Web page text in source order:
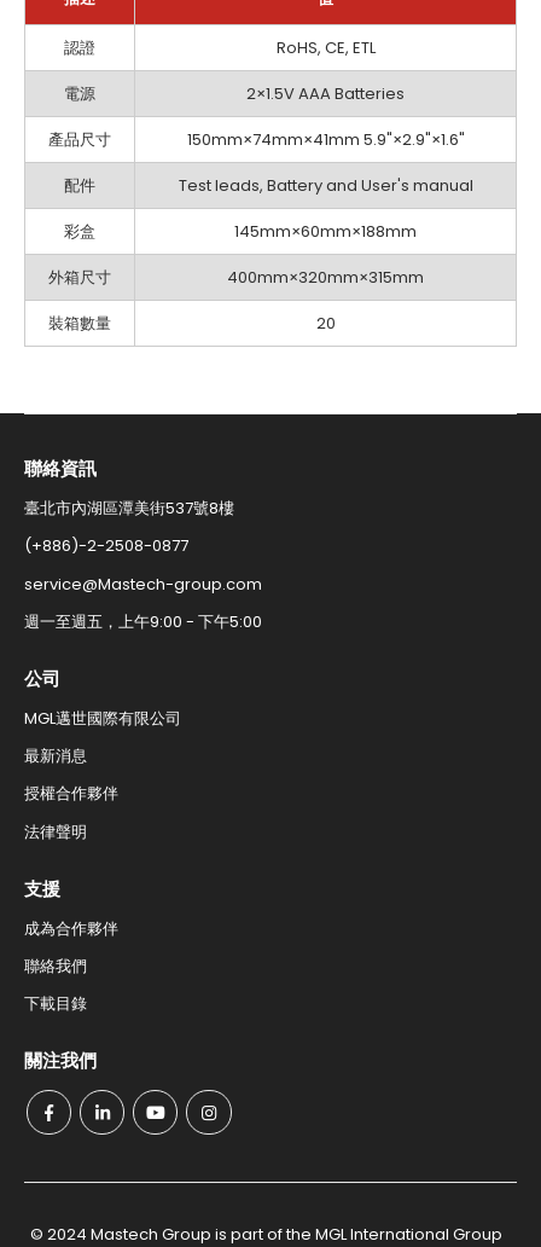
定
認證
RoHS, CE, ETL
電源
2×1.5V AAA Batteries
產品尺寸
150mm×74mm×41mm 5.9"×2.9"×1.6"
配件
Test leads, Battery and User's manual
彩盒
145mm×60mm×188mm
外箱尺寸
400mm×320mm×315mm
裝箱數量
20
聯絡資訊​
臺北市內湖區潭美街537號8樓
(+886)-2-2508-0877​
service@Mastech-group.com​
週一至週五，上午9:00 - 下午5:00​
公司
MGL邁世國際有限公司
最新消息
授權合作夥伴
法律聲明
支援
成為合作夥伴
聯絡我們​
下載目錄
關注我們
© 2024 Mastech Group is part of the MGL International Group